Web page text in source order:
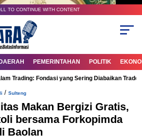
TO CONTINUE WITH CONTENT
DAERAH PEMERINTAHAN POLITIK
Trading: Fondasi yang Sering Diabaikan
/ Sulteng
Makan Bergizi Gratis,
bersama Forkopimda
Baolan